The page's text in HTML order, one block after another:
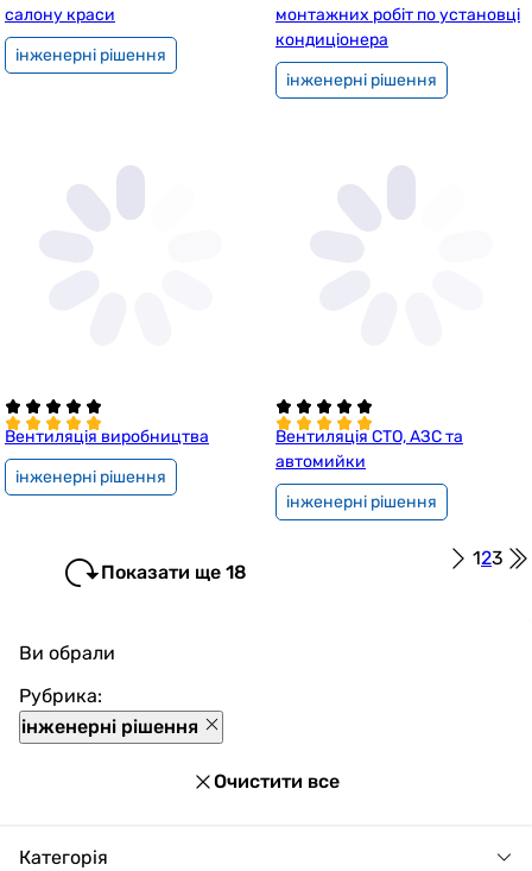
салону краси
інженерні рішення
монтажних робіт по установці
кондиціонера
інженерні рішення
Вентиляція виробництва
інженерні рішення
Вентиляція СТО, АЗС та
автомийки
інженерні рішення
Показати ще 18
123
Ви обрали
Рубрика:
інженерні рішення
Очистити все
Категорія